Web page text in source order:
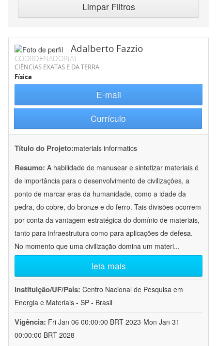
Limpar Filtros
Adalberto Fazzio
COORDENADOR(A)
CIÊNCIAS EXATAS E DA TERRA
Física
E-mail
Currículo
Título do Projeto:materials informatics
Resumo: A habilidade de manusear e sintetizar materiais é
de importância para o desenvolvimento de civilizações, a
ponto de marcar eras da humanidade, como a idade da
pedra, do cobre, do bronze e do ferro. Tais divisões ocorrem
por conta da vantagem estratégica do domínio de materiais,
tanto para infraestrutura como para aplicações de defesa.
No momento que uma civilização domina um materi...
leia mais
Instituição/UF/País: Centro Nacional de Pesquisa em
Energia e Materiais - SP - Brasil
Vigência: Fri Jan 06 00:00:00 BRT 2023-Mon Jan 31
00:00:00 BRT 2028